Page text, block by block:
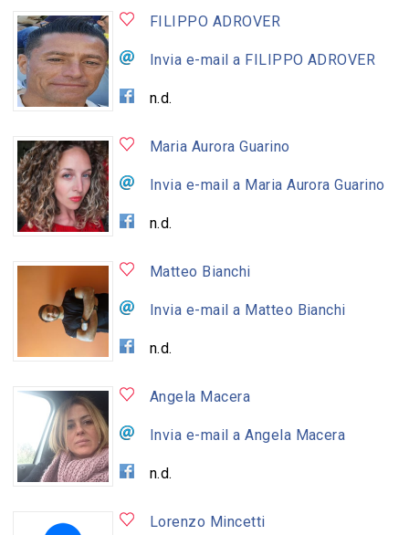
FILIPPO ADROVER
Invia e-mail a FILIPPO ADROVER
n.d.
Maria Aurora Guarino
Invia e-mail a Maria Aurora Guarino
n.d.
Matteo Bianchi
Invia e-mail a Matteo Bianchi
n.d.
Angela Macera
Invia e-mail a Angela Macera
n.d.
Lorenzo Mincetti